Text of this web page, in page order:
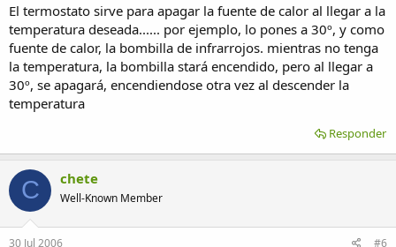
El termostato sirve para apagar la fuente de calor al llegar a la
temperatura deseada...... por ejemplo, lo pones a 30º, y como
fuente de calor, la bombilla de infrarrojos. mientras no tenga
la temperatura, la bombilla stará encendido, pero al llegar a
30º, se apagará, encendiendose otra vez al descender la
temperatura
Responder
C chete
Well-Known Member
30 Jul 2006 #6